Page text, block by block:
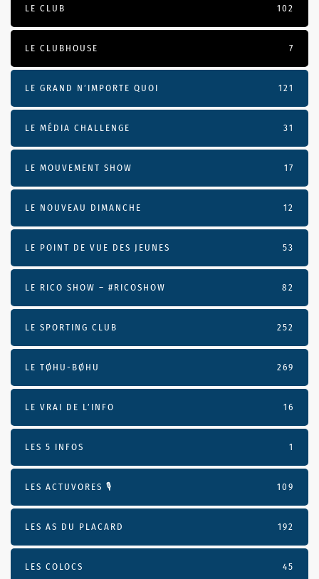
LE CLUB 102
LE CLUBHOUSE 7
LE GRAND N’IMPORTE QUOI 121
LE MÉDIA CHALLENGE 31
LE MOUVEMENT SHOW 17
LE NOUVEAU DIMANCHE 12
LE POINT DE VUE DES JEUNES 53
LE RICO SHOW – #RICOSHOW 82
LE SPORTING CLUB 252
LE TØHU-BØHU 269
LE VRAI DE L’INFO 16
LES 5 INFOS 1
LES ACTUVORES 🎙 109
LES AS DU PLACARD 192
LES COLOCS 45